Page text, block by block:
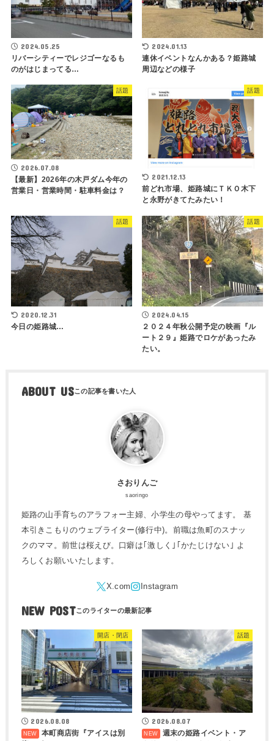
2024.05.25
リバーシティーでレジゴーなるも
のがはじまってる…
2024.01.13
連休イベントなんかある？姫路城
周辺などの様子
話題
2026.07.08
【最新】2026年の木戸ダム今年の
営業日・営業時間・駐車料金は？
話題
2021.12.13
前どれ市場、姫路城にＴＫＯ木下
と永野がきてたみたい！
話題
2020.12.31
今日の姫路城…
話題
2024.04.15
２０２４年秋公開予定の映画『ル
ート２９』姫路でロケがあったみ
たい。
ABOUT US
さおりんご
saoringo
姫路の山手育ちのアラフォー主婦、小学生の母やってます。 基
本引きこもりのウェブライター(修行中)。前職は魚町のスナッ
クのママ。前世は桜えび。口癖は｢激しく｣｢かたじけない｣ よ
ろしくお願いいたします。
NEW POST
開店・閉店
2026.08.08
本町商店街『アイスは別
話題
2026.08.07
週末の姫路イベント・ア